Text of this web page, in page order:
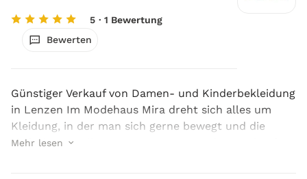
5 · 1 Bewertung
Bewerten
Günstiger Verkauf von Damen- und Kinderbekleidung
in Lenzen Im Modehaus Mira dreht sich alles um
Kleidung, in der man sich gerne bewegt und die
einfach zum Alltag passt. Unser günstiger Verkauf
Mehr lesen